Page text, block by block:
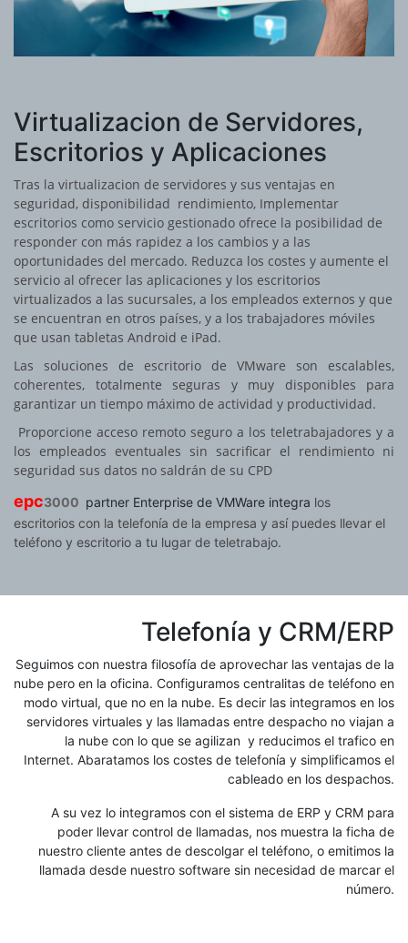
Virtualizacion de Servidores,
Escritorios y Aplicaciones
Tras la virtualizacion de servidores y sus ventajas en
seguridad, disponibilidad rendimiento, Implementar
escritorios como servicio gestionado ofrece la posibilidad de
responder con más rapidez a los cambios y a las
oportunidades del mercado. Reduzca los costes y aumente el
servicio al ofrecer las aplicaciones y los escritorios
virtualizados a las sucursales, a los empleados externos y que
se encuentran en otros países, y a los trabajadores móviles
que usan tabletas Android e iPad.
Las soluciones de escritorio de VMware son escalables,
coherentes, totalmente seguras y muy disponibles para
garantizar un tiempo máximo de actividad y productividad.
Proporcione acceso remoto seguro a los teletrabajadores y a
los empleados eventuales sin sacrificar el rendimiento ni
seguridad sus datos no saldrán de su CPD
epc3000 partner Enterprise de VMWare integra los
escritorios con la telefonía de la empresa y así puedes llevar el
teléfono y escritorio a tu lugar de teletrabajo.
Telefonía y CRM/ERP
Seguimos con nuestra filosofía de aprovechar las ventajas de la
nube pero en la oficina. Configuramos centralitas de teléfono en
modo virtual, que no en la nube. Es decir las integramos en los
servidores virtuales y las llamadas entre despacho no viajan a
la nube con lo que se agilizan y reducimos el trafico en
Internet. Abaratamos los costes de telefonía y simplificamos el
cableado en los despachos.
A su vez lo integramos con el sistema de ERP y CRM para
poder llevar control de llamadas, nos muestra la ficha de
nuestro cliente antes de descolgar el teléfono, o emitimos la
llamada desde nuestro software sin necesidad de marcar el
número.